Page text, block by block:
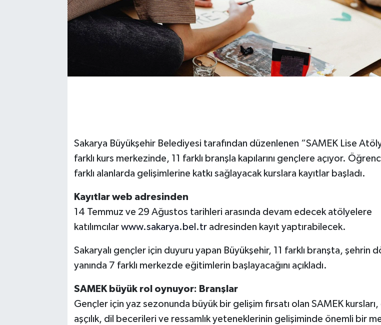
Sakarya Büyükşehir Belediyesi tarafından düzenlenen “SAMEK Lise
farklı kurs merkezinde, 11 farklı branşla kapılarını gençlere açıyor.
farklı alanlarda gelişimlerine katkı sağlayacak kurslara kayıtlar başladı.
Kayıtlar web adresinden
14 Temmuz ve 29 Ağustos tarihleri arasında devam edecek atölyelere
katılımcılar www.sakarya.bel.tradresinden kayıt yaptırabilecek.
Sakaryalı gençler için duyuru yapan Büyükşehir, 11 farklı branşta, şehrin
yanında 7 farklı merkezde eğitimlerin başlayacağını açıkladı.
SAMEK büyük rol oynuyor: Branşlar
Gençler için yaz sezonunda büyük bir gelişim fırsatı olan SAMEK
aşçılık, dil becerileri ve ressamlık yeteneklerinin gelişiminde önemli bir